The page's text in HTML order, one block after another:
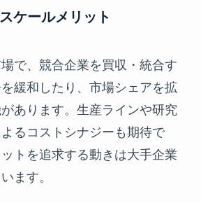
ケールメリット
で、競合企業を買収・統合す
緩和したり、市場シェアを拡
あります。生産ラインや研究
るコストシナジーも期待で
トを追求する動きは大手企業
ます。